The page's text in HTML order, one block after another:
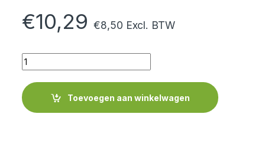
€10,29 €8,50 Excl. BTW
Quantity
Toevoegen aan winkelwagen